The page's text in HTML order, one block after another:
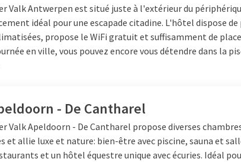
Valk Antwerpen est situé juste à l'extérieur du
idéal pour une escapade citadine. L'hôtel dispose de
propose le WiFi gratuit et suffisamment de
en ville, vous pouvez encore vous détendre dans la
- De Cantharel
Valk Apeldoorn - De Cantharel propose diverses
et allie luxe et nature: bien-être avec piscine, sauna et
et un hôtel équestre unique avec écuries. Idéal